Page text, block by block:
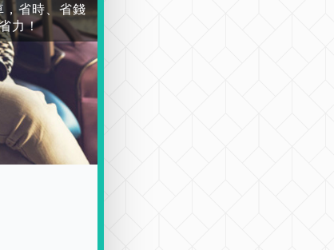
，省時、省錢
力！